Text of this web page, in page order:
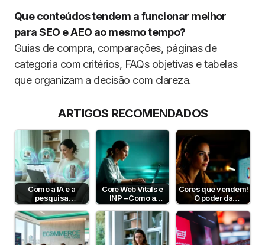
Que conteúdos tendem a funcionar melhor
para SEO e AEO ao mesmo tempo?
Guias de compra, comparações, páginas de
categoria com critérios, FAQs objetivas e tabelas
que organizam a decisão com clareza.
ARTIGOS RECOMENDADOS
Como a IA e a
pesquisa
semântica podem
aumentar a taxa de
conversão?
Core Web Vitals e
INP – Como a
Velocidade e
Interatividade do…
Cores que vendem!
O poder da
psicologia da cor
para aumentar…